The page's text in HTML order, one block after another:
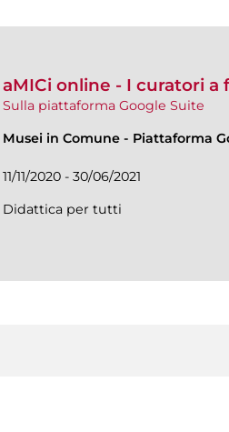
aMICi online - I curatori
Sulla piattaforma Google Suite
Musei in Comune - Piattaforma
11/11/2020 - 30/06/2021
Didattica per tutti